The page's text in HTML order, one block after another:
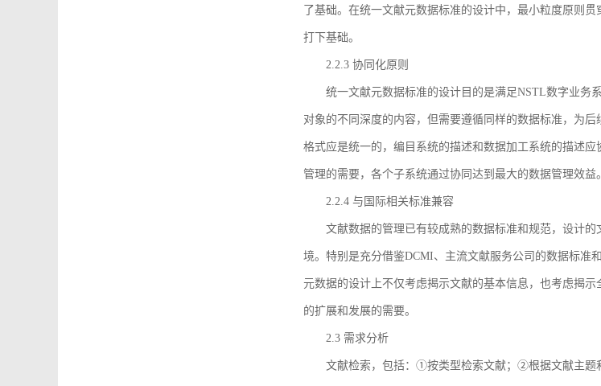
了基础。在统一文献元数据标准的设计中，最小粒度原则
打下基础。
2.2.3 协同化原则
统一文献元数据标准的设计目的是满足NSTL数字业务
对象的不同深度的内容，但需要遵循同样的数据标准，为
格式应是统一的，编目系统的描述和数据加工系统的描述
管理的需要，各个子系统通过协同达到最大的数据管理效益。
2.2.4 与国际相关标准兼容
文献数据的管理已有较成熟的数据标准和规范，设计
境。特别是充分借鉴DCMI、主流文献服务公司的数据标准
元数据的设计上不仅考虑揭示文献的基本信息，也考虑揭
的扩展和发展的需要。
2.3 需求分析
文献检索，包括：①按类型检索文献；②根据文献主题